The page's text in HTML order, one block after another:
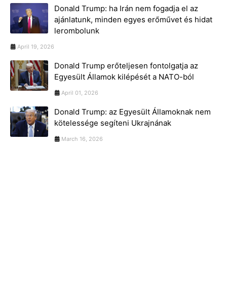
Donald Trump: ha Irán nem fogadja el az
ajánlatunk, minden egyes erőművet és hidat
lerombolunk
April 19, 2026
Donald Trump erőteljesen fontolgatja az
Egyesült Államok kilépését a NATO-ból
April 01, 2026
Donald Trump: az Egyesült Államoknak nem
kötelessége segíteni Ukrajnának
March 16, 2026